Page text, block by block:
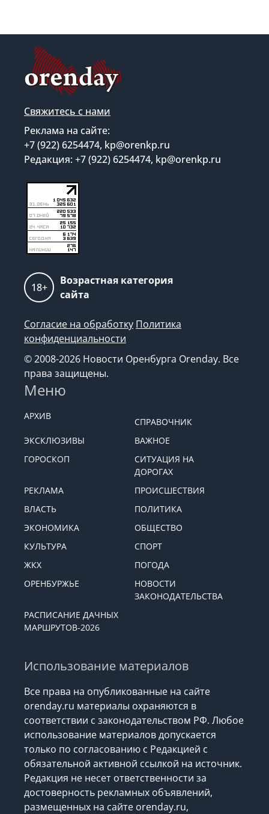
Свяжитесь с нами
Реклама на сайте:
+7 (922) 6254474, kp@orenkp.ru
Редакция: +7 (922) 6254474, kp@orenkp.ru
18+
Возрастная категория
сайта
Согласие на обработку Политика
конфиденциальности
© 2008-2026 Новости Оренбурга Orenday. Все
права защищены.
Меню
АРХИВ
СПРАВОЧНИК
ЭКСКЛЮЗИВЫ
ВАЖНОЕ
ГОРОСКОП
СИТУАЦИЯ НА
ДОРОГАХ
РЕКЛАМА
ПРОИСШЕСТВИЯ
ВЛАСТЬ
ПОЛИТИКА
ЭКОНОМИКА
ОБЩЕСТВО
КУЛЬТУРА
СПОРТ
ЖКХ
ПОГОДА
ОРЕНБУРЖЬЕ
НОВОСТИ
ЗАКОНОДАТЕЛЬСТВА
РАСПИСАНИЕ ДАЧНЫХ
МАРШРУТОВ-2026
Использование материалов
Все права на опубликованные на сайте
orenday.ru материалы охраняются в
соответствии с законодательством РФ. Любое
использование материалов допускается
только по согласованию с Редакцией с
обязательной активной ссылкой на источник.
Редакция не несет ответственности за
достоверность рекламных объявлений,
размещенных на сайте orenday.ru,